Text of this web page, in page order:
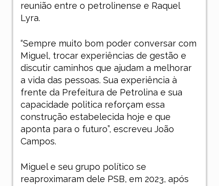
reunião entre o petrolinense e Raquel
Lyra.
“Sempre muito bom poder conversar com
Miguel, trocar experiências de gestão e
discutir caminhos que ajudam a melhorar
a vida das pessoas. Sua experiência à
frente da Prefeitura de Petrolina e sua
capacidade politica reforçam essa
construção estabelecida hoje e que
aponta para o futuro”, escreveu João
Campos.
Miguel e seu grupo político se
reaproximaram dele PSB, em 2023, após